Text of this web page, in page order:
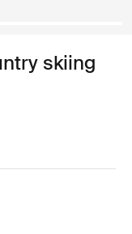
skiing
Black